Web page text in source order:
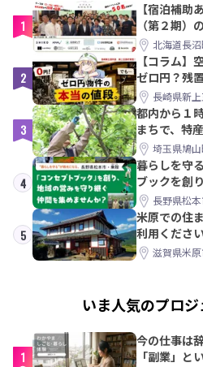
1
【宿泊補助
（第２期）
【8/21〆】
北海道長
2
【コラム】
ゼロ円？残
教訓｜新上
長崎県新
3
都内から１
まちで、特
PRメンバー
埼玉県鳩
4
暮らしを守
ブックを創
間を集めま
長野県松
5
米原での住
利用くださ
滋賀県米
いま人気のプロ
1
今の仕事は
「副業」と